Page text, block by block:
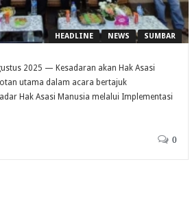
HEADLINE NEWS SUMBAR
2025 — Kesadaran akan Hak Asasi
utama dalam acara bertajuk
Hak Asasi Manusia melalui Implementasi
0